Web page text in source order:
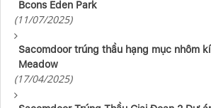
Bcons Eden Park
(11/07/2025)
Sacomdoor trúng thầu hạng mục nhôm
Meadow
(17/04/2025)